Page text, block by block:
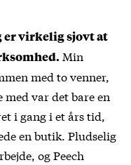
er virkelig sjovt at
Min
med to venner,
var det bare en
i gang i et års tid,
en butik. Pludselig
og Peech